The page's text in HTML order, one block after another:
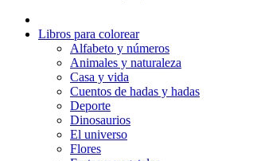
Libros para colorear
Alfabeto y números
Animales y naturaleza
Casa y vida
Cuentos de hadas y hadas
Deporte
Dinosaurios
El universo
Flores